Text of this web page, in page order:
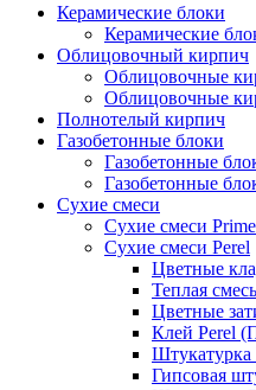
Керамические блоки
Керамические
Облицовочный кирпич
Облицовочные
Облицовочные
Полнотелый кирпич
Газобетонные блоки
Газобетонные
Газобетонные
Сухие смеси
Сухие смеси
Сухие смеси Perel
Цветные
Теплая
Цветные
Клей Perel
Штукатурка
Гипсовая